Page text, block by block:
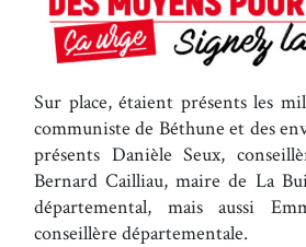
Sur place, étaient présents les
communiste de Béthune et des
présents Danièle Seux,
Bernard Cailliau, maire de La
départemental, mais aussi
conseillère départementale.